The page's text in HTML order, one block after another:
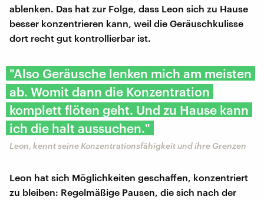
ablenken. Das hat zur Folge, dass Leon sich zu Hause
besser konzentrieren kann, weil die Geräuschkulisse
dort recht gut kontrollierbar ist.
"Also Geräusche lenken mich am meisten
ab. Womit dann die Konzentration
komplett flöten geht. Und zu Hause kann
ich die halt aussuchen."
Leon, kennt seine Konzentrationsfähigkeit und ihre Grenzen
Leon hat sich Möglichkeiten geschaffen, konzentriert
zu bleiben: Regelmäßige Pausen, die sich nach der